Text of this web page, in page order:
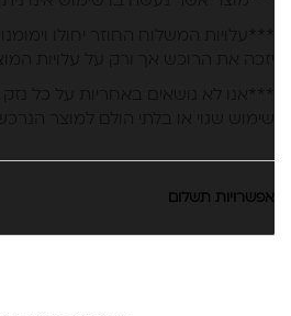
***עלויות המשלוח החוזר יחולו
אפשרויות תשלום